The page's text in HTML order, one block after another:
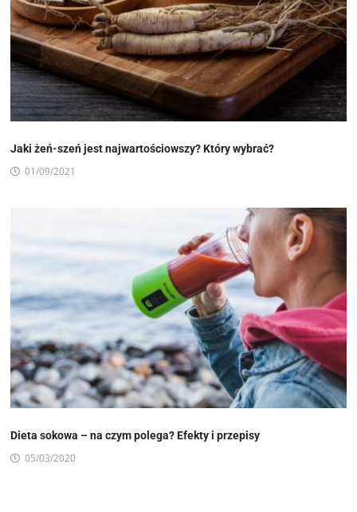
Jaki żeń-szeń jest najwartościowszy? Który wybrać?
01/09/2021
Dieta sokowa – na czym polega? Efekty i przepisy
05/03/2020